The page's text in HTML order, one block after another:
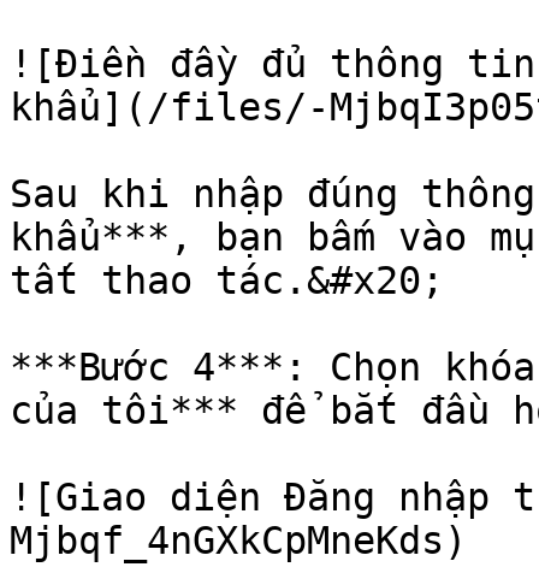
![Điền đầy đủ thông tin
khẩu](/files/-
Sau khi nhập đúng
khẩu***, bạn bấm vào
tất thao tác.&#x20;
***Bước 4***: Chọn
của tôi*** để bắt đầu
![Giao diện Đăng
Mjbqf_4nGXkCpMneKds)